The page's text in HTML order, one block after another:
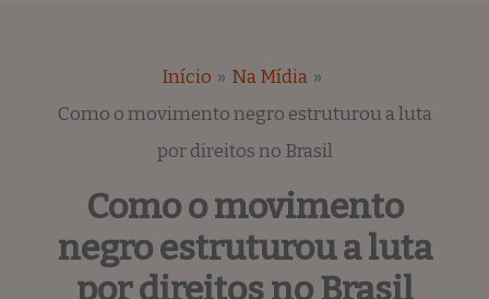
Início
Na Mídia
Como o movimento negro estruturou a luta
por direitos no Brasil
Como o movimento
negro estruturou a luta
por direitos no Brasil